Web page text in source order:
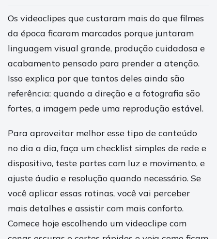
Os videoclipes que custaram mais do que filmes
da época ficaram marcados porque juntaram
linguagem visual grande, produção cuidadosa e
acabamento pensado para prender a atenção.
Isso explica por que tantos deles ainda são
referência: quando a direção e a fotografia são
fortes, a imagem pede uma reprodução estável.
Para aproveitar melhor esse tipo de conteúdo
no dia a dia, faça um checklist simples de rede e
dispositivo, teste partes com luz e movimento, e
ajuste áudio e resolução quando necessário. Se
você aplicar essas rotinas, você vai perceber
mais detalhes e assistir com mais conforto.
Comece hoje escolhendo um videoclipe com